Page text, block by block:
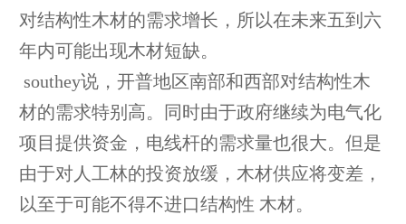
对结构性木材的需求增长，所以在未来五到六
年内可能出现木材短缺。
southey说，开普地区南部和西部对结构性木
材的需求特别高。同时由于政府继续为电气化
项目提供资金，电线杆的需求量也很大。但是
由于对人工林的投资放缓，木材供应将变差，
以至于可能不得不进口结构性 木材。